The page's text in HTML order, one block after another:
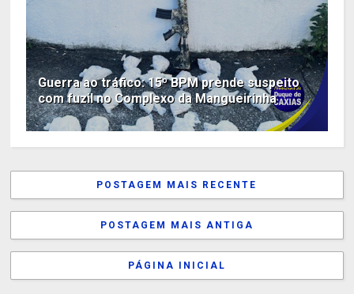
Guerra ao tráfico: 15º BPM prende suspeito
com fuzil no Complexo da Mangueirinha
POSTAGEM MAIS RECENTE
POSTAGEM MAIS ANTIGA
PÁGINA INICIAL